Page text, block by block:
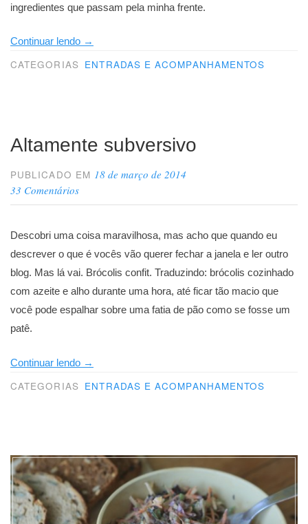
ingredientes que passam pela minha frente.
Continuar lendo “Saladas,
sementes
→
CATEGORIAS ENTRADAS E ACOMPANHAMENTOS
Altamente subversivo
PUBLICADO EM 18 de março de 2014
33 Comentários
Descobri uma coisa maravilhosa, mas acho que quando eu
descrever o que é vocês vão querer fechar a janela e ler outro
blog. Mas lá vai. Brócolis confit. Traduzindo: brócolis cozinhado
com azeite e alho durante uma hora, até ficar tão macio que
você pode espalhar sobre uma fatia de pão como se fosse um
patê.
Continuar lendo “Altamente
subversivo”
→
CATEGORIAS ENTRADAS E ACOMPANHAMENTOS